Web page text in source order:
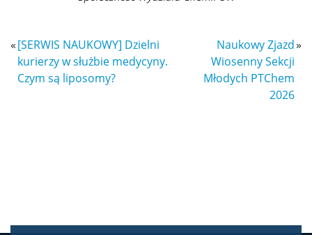
Intranet
«[SERWIS NAUKOWY] Dzielni
kurierzy w służbie medycyny.
Czym są liposomy?
Naukowy Zjazd
Wiosenny Sekcji
Młodych PTChem
2026
»